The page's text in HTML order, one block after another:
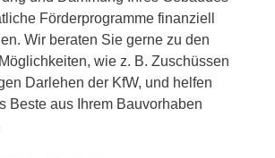
Förderprogramme finanziell
Wir beraten Sie gerne zu den
wie z. B. Zuschüssen
Darlehen der KfW, und helfen
Beste aus Ihrem Bauvorhaben